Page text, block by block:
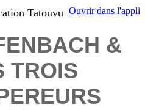
Ouvrir dans l'appli
Tatouvu
&
TROIS